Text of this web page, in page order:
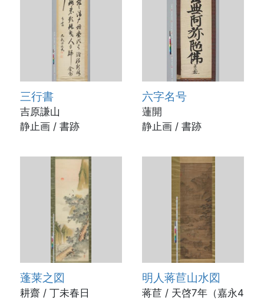
三行書
吉原謙山
静止画 / 書跡
六字名号
蓮開
静止画 / 書跡
蓬莱之図
耕齋 / 丁未春日
明人蒋苣山水図
蒋苣 / 天啓7年（嘉永4